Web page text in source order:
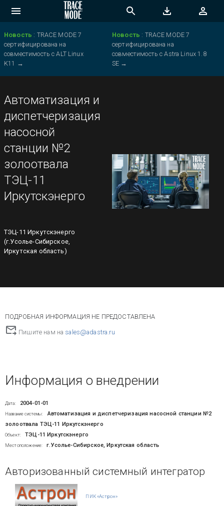
Новость : TRACE MODE 7
сертифицирована на
совместимость с ALT Linux
K11 →
Новость : TRACE MODE 7
сертифицирована на
совместимость с Astra Linux 1.8
SE →
Автоматизация и
диспетчеризация
насосной
станции №2
золоотвала
ТЭЦ-11
Иркутскэнерго
ТЭЦ-11 Иркутскэнерго
(г.Усолье-Сибирское,
Иркутская область)
ПОДРОБНАЯ ИНФОРМАЦИЯ НЕ ПРЕДОСТАВЛЕНА
Пишите нам на sales@adastra.ru
Информация о внедрении
Дата: 2004-01-01
Название системы:
Автоматизация и диспетчеризация насосной станции №2
золоотвала ТЭЦ-11 Иркутскэнерго
Объект: ТЭЦ-11 Иркутскэнерго
Местоположение: г.Усолье-Сибирское, Иркутская область
Авторизованный системный интегратор
ПИК «Астрон»